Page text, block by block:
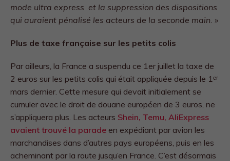
mode ultra express et la suppression des dispositions
qui auraient pénalisé les acteurs de la seconde main. »
Plus de taxe française sur les petits colis
Par ailleurs, la France a suspendu ce 1er juillet la taxe de
2 euros sur les petits colis qui était appliquée depuis le 1ᵉʳ
mars dernier. Cette mesure qui devait initialement se
cumuler avec le droit de douane européen de 3 euros, ne
s’appliquera plus. Les acteurs Shein, Temu, AliExpress
avaient trouvé la parade en expédiant par avion les
marchandises dans d’autres pays européens, puis en les
acheminant par la route jusqu’en France. C’est désormais